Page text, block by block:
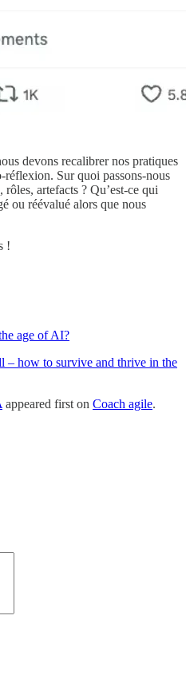
devons recalibrer nos pratiques
réflexion. Sur quoi passons-nous
artefacts ? Qu’est-ce qui
ou réévalué alors que nous
!
age of AI?
– how to survive and thrive in the
appeared first on Coach agile.